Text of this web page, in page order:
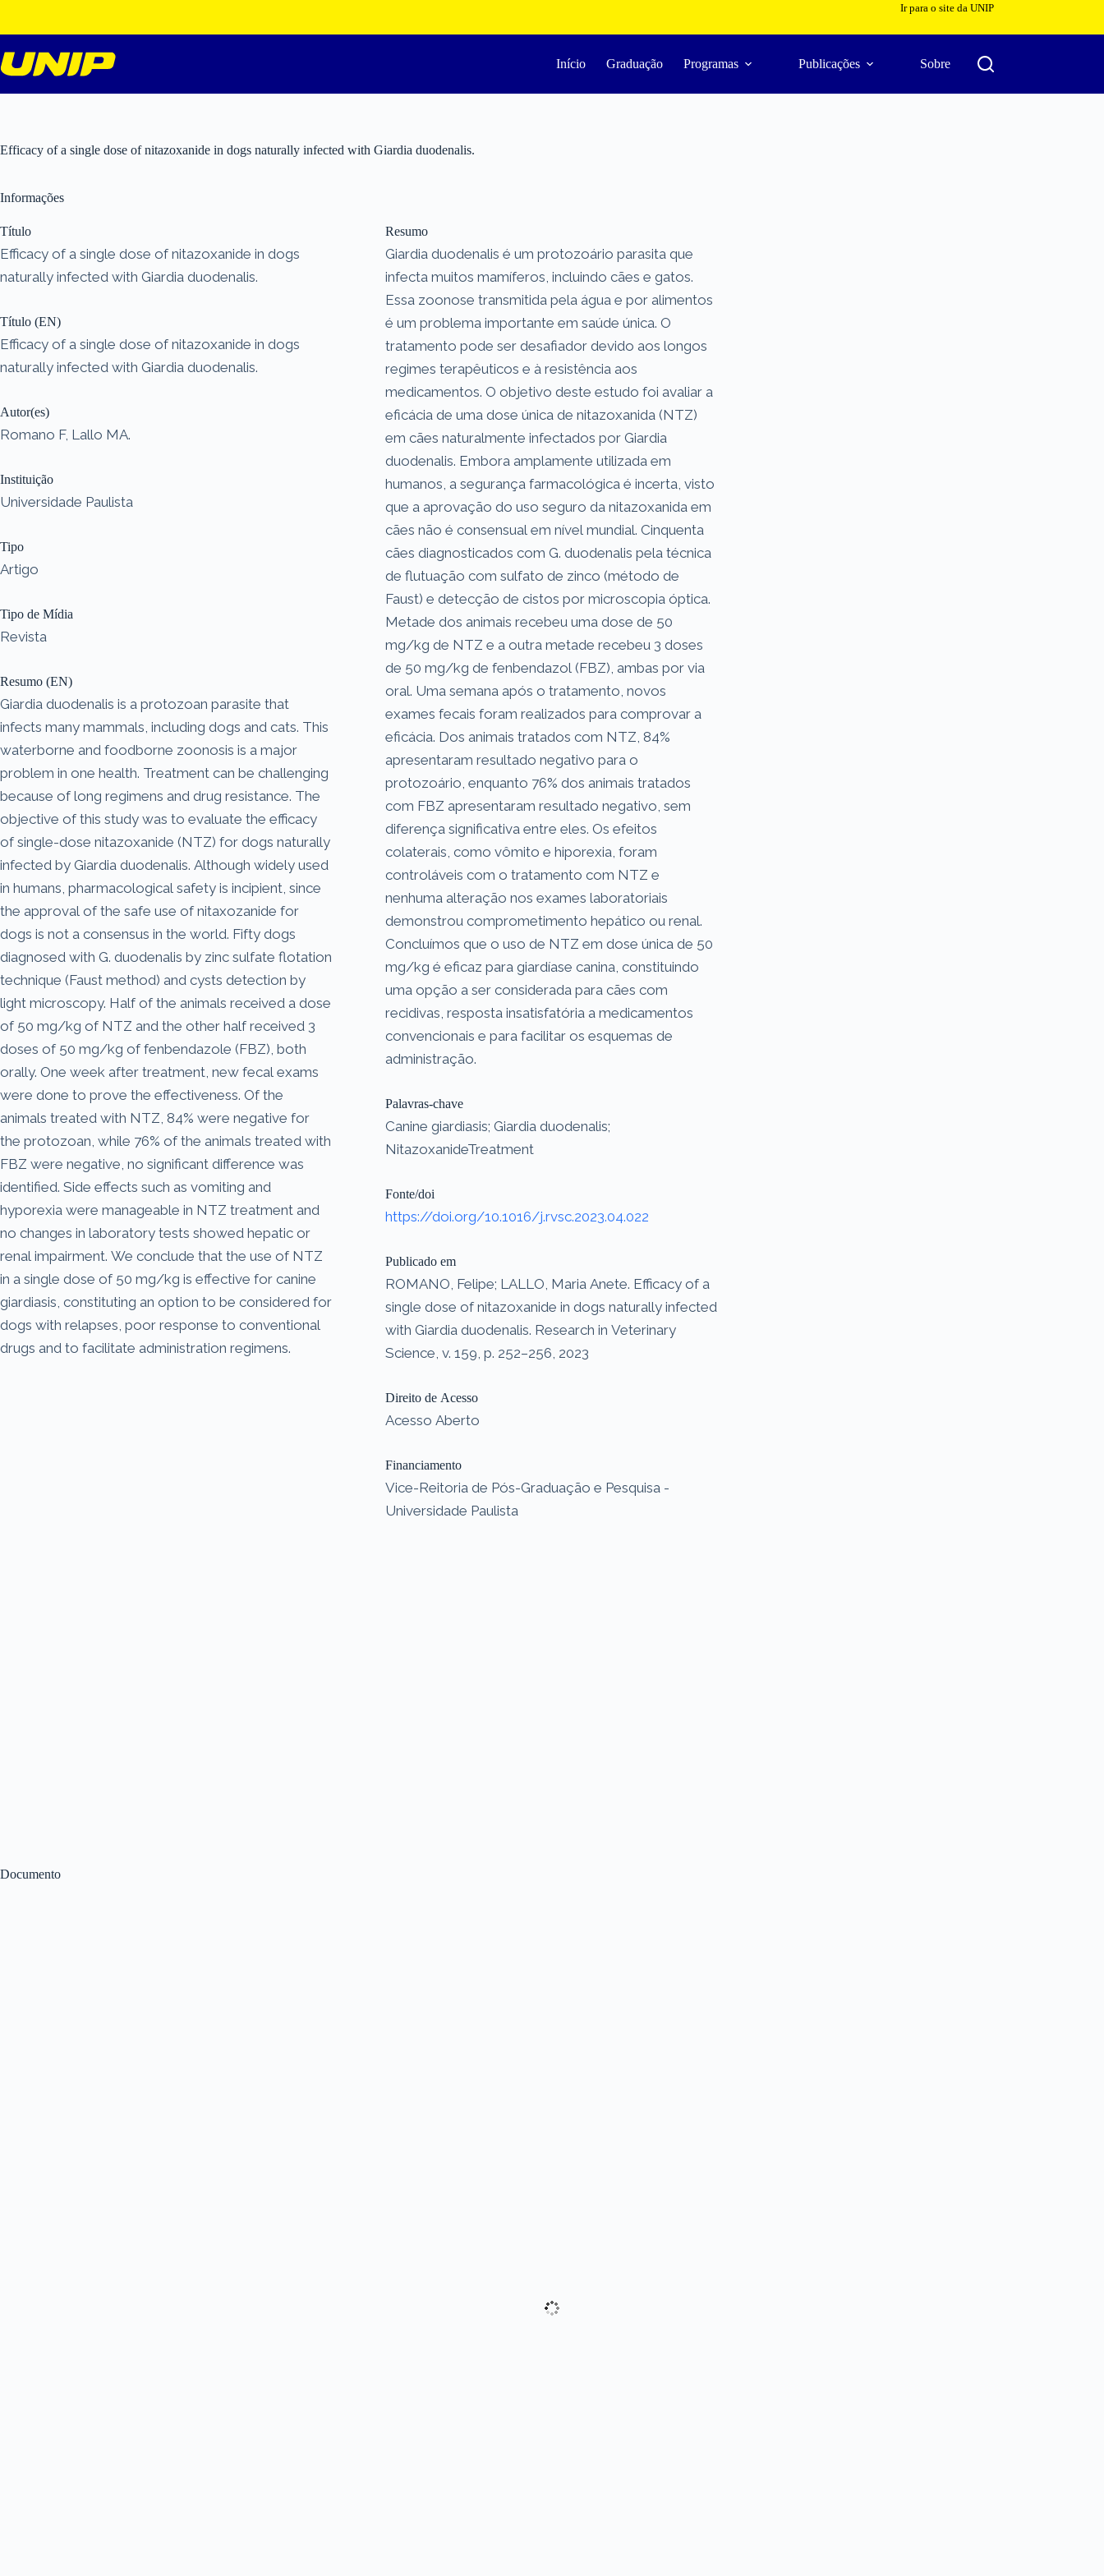
o
conteúdo
Ir para o site da UNIP
Início Graduação Programas Publicações Sobre
Efficacy of a single dose of nitazoxanide in dogs naturally infected with Giardia duodenalis.
Documento
Informações
Título
Efficacy of a single dose of nitazoxanide in dogs
naturally infected with Giardia duodenalis.
Título (EN)
Efficacy of a single dose of nitazoxanide in dogs
naturally infected with Giardia duodenalis.
Autor(es)
Romano F, Lallo MA.
Instituição
Universidade Paulista
Tipo
Artigo
Tipo de Mídia
Revista
Resumo (EN)
Giardia duodenalis is a protozoan parasite that
infects many mammals, including dogs and cats. This
waterborne and foodborne zoonosis is a major
problem in one health. Treatment can be challenging
because of long regimens and drug resistance. The
objective of this study was to evaluate the efficacy
of single-dose nitazoxanide (NTZ) for dogs naturally
infected by Giardia duodenalis. Although widely used
in humans, pharmacological safety is incipient, since
the approval of the safe use of nitaxozanide for
dogs is not a consensus in the world. Fifty dogs
diagnosed with G. duodenalis by zinc sulfate flotation
technique (Faust method) and cysts detection by
light microscopy. Half of the animals received a dose
of 50 mg/kg of NTZ and the other half received 3
doses of 50 mg/kg of fenbendazole (FBZ), both
orally. One week after treatment, new fecal exams
were done to prove the effectiveness. Of the
animals treated with NTZ, 84% were negative for
the protozoan, while 76% of the animals treated with
FBZ were negative, no significant difference was
identified. Side effects such as vomiting and
hyporexia were manageable in NTZ treatment and
no changes in laboratory tests showed hepatic or
renal impairment. We conclude that the use of NTZ
in a single dose of 50 mg/kg is effective for canine
giardiasis, constituting an option to be considered for
dogs with relapses, poor response to conventional
drugs and to facilitate administration regimens.
Resumo
Giardia duodenalis é um protozoário parasita que
infecta muitos mamíferos, incluindo cães e gatos.
Essa zoonose transmitida pela água e por alimentos
é um problema importante em saúde única. O
tratamento pode ser desafiador devido aos longos
regimes terapêuticos e à resistência aos
medicamentos. O objetivo deste estudo foi avaliar a
eficácia de uma dose única de nitazoxanida (NTZ)
em cães naturalmente infectados por Giardia
duodenalis. Embora amplamente utilizada em
humanos, a segurança farmacológica é incerta, visto
que a aprovação do uso seguro da nitazoxanida em
cães não é consensual em nível mundial. Cinquenta
cães diagnosticados com G. duodenalis pela técnica
de flutuação com sulfato de zinco (método de
Faust) e detecção de cistos por microscopia óptica.
Metade dos animais recebeu uma dose de 50
mg/kg de NTZ e a outra metade recebeu 3 doses
de 50 mg/kg de fenbendazol (FBZ), ambas por via
oral. Uma semana após o tratamento, novos
exames fecais foram realizados para comprovar a
eficácia. Dos animais tratados com NTZ, 84%
apresentaram resultado negativo para o
protozoário, enquanto 76% dos animais tratados
com FBZ apresentaram resultado negativo, sem
diferença significativa entre eles. Os efeitos
colaterais, como vômito e hiporexia, foram
controláveis ​​com o tratamento com NTZ e
nenhuma alteração nos exames laboratoriais
demonstrou comprometimento hepático ou renal.
Concluímos que o uso de NTZ em dose única de 50
mg/kg é eficaz para giardíase canina, constituindo
uma opção a ser considerada para cães com
recidivas, resposta insatisfatória a medicamentos
convencionais e para facilitar os esquemas de
administração.
Palavras-chave
Canine giardiasis; Giardia duodenalis;
NitazoxanideTreatment
Fonte/doi
https://doi.org/10.1016/j.rvsc.2023.04.022
Publicado em
ROMANO, Felipe; LALLO, Maria Anete. Efficacy of a
single dose of nitazoxanide in dogs naturally infected
with Giardia duodenalis. Research in Veterinary
Science, v. 159, p. 252–256, 2023
Direito de Acesso
Acesso Aberto
Financiamento
Vice-Reitoria de Pós-Graduação e Pesquisa -
Universidade Paulista